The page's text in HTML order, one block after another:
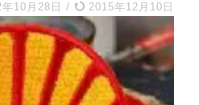
10月28日 / 2015年12月10日